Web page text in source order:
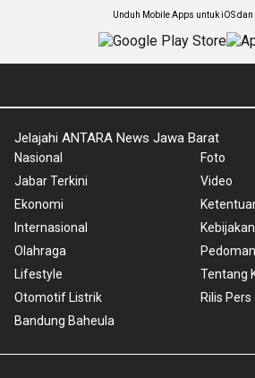
Unduh Mobile Apps untuk iOS dan
Jelajahi ANTARA News Jawa Barat
Nasional
Jabar Terkini
Ekonomi
Internasional
Olahraga
Lifestyle
Otomotif Listrik
Bandung Baheula
Foto
Video
Tentang
Rilis Pers